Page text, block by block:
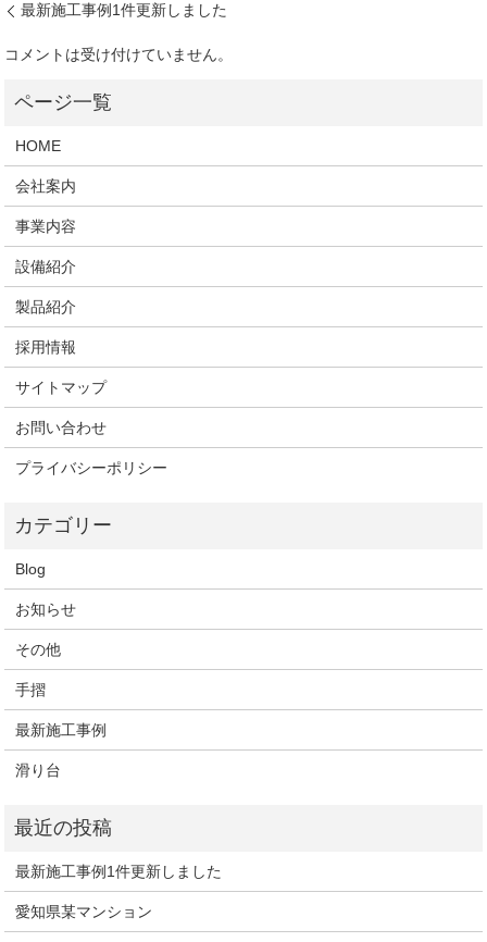
最新施工事例1件更新しました
コメントは受け付けていません。
HOME
会社案内
事業内容
設備紹介
製品紹介
採用情報
サイトマップ
お問い合わせ
プライバシーポリシー
Blog
お知らせ
その他
手摺
最新施工事例
滑り台
最新施工事例1件更新しました
愛知県某マンション